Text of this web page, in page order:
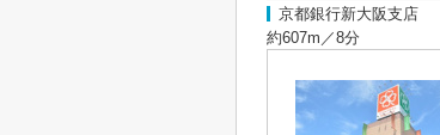
京都銀行新大阪支店
約607m／8分